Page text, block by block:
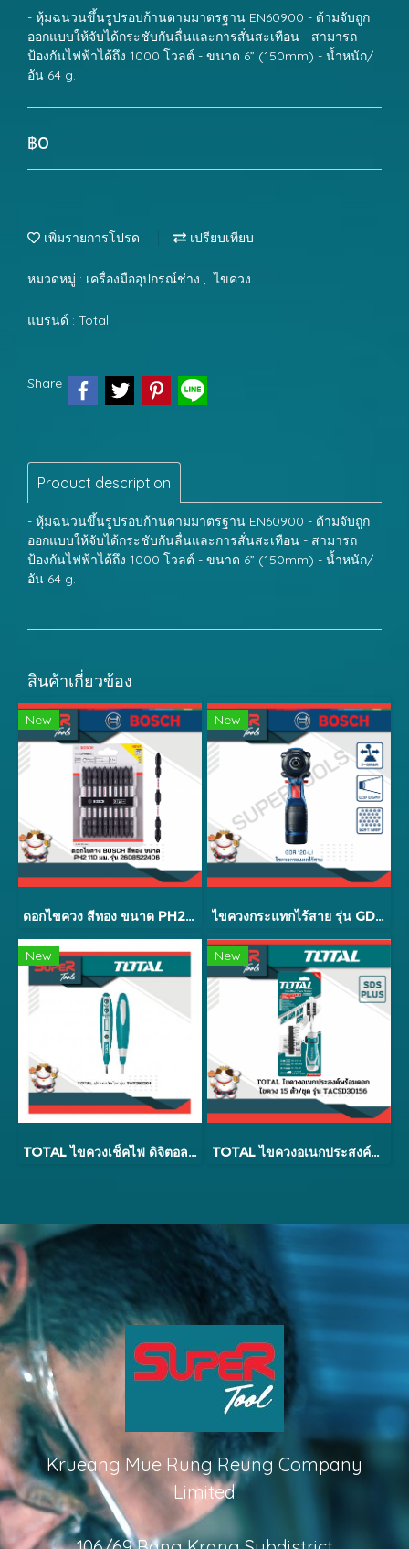
- หุ้มฉนวนขึ้นรูปรอบก้านตามมาตรฐาน EN60900 - ด้ามจับถูก
ออกแบบให้จับได้กระชับกันลื่นและการสั่นสะเทือน - สามารถ
ป้องกันไฟฟ้าได้ถึง 1000 โวลต์ - ขนาด 6” (150mm) - น้ำหนัก/
อัน 64 g.
฿0
เพิ่มรายการโปรด เปรียบเทียบ
หมวดหมู่ : เครื่องมืออุปกรณ์ช่าง , ไขควง
แบรนด์ : Total
Share
Product description
- หุ้มฉนวนขึ้นรูปรอบก้านตามมาตรฐาน EN60900 - ด้ามจับถูก
ออกแบบให้จับได้กระชับกันลื่นและการสั่นสะเทือน - สามารถ
ป้องกันไฟฟ้าได้ถึง 1000 โวลต์ - ขนาด 6” (150mm) - น้ำหนัก/
อัน 64 g.
สินค้าเกี่ยวข้อง
New
ดอกไขควง สีทอง ขนาด PH2x110
New
ไขควงกระแทกไร้สาย รุ่น GDR 120-LI
New
TOTAL ไขควงเช็คไฟ ดิจิตอล 5.1/2 นิ้ว รุ่น THT292201 (Voltage Tester)
New
TOTAL ไขควงอเนกประสงค์พร้อมดอกไขควง 15 ตัว รุ่น TACSD30156
Krueang Mue Rung Reung Company
Limited